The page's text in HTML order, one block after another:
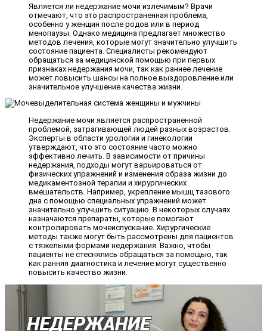
Является ли недержание мочи излечимым? Врачи
отмечают, что это распространенная проблема,
особенно у женщин после родов или в период
менопаузы. Однако медицина предлагает множество
методов лечения, которые могут значительно улучшить
состояние пациента. Специалисты рекомендуют
обращаться за медицинской помощью при первых
признаках недержания мочи, так как раннее лечение
может повысить шансы на полное выздоровление или
значительное улучшение качества жизни.
Недержание мочи является распространенной
проблемой, затрагивающей людей разных возрастов.
Эксперты в области урологии и гинекологии
утверждают, что это состояние часто можно
эффективно лечить. В зависимости от причины
недержания, подходы могут варьироваться от
физических упражнений и изменения образа жизни до
медикаментозной терапии и хирургических
вмешательств. Например, укрепление мышц тазового
дна с помощью специальных упражнений может
значительно улучшить ситуацию. В некоторых случаях
назначаются препараты, которые помогают
контролировать мочеиспускание. Хирургические
методы также могут быть рассмотрены для пациентов
с тяжелыми формами недержания. Важно, чтобы
пациенты не стеснялись обращаться за помощью, так
как ранняя диагностика и лечение могут существенно
повысить качество жизни.